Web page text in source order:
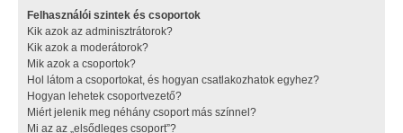
Felhasználói szintek és csoportok
Kik azok az adminisztrátorok?
Kik azok a moderátorok?
Mik azok a csoportok?
Hol látom a csoportokat, és hogyan csatlakozhatok egyhez?
Hogyan lehetek csoportvezető?
Miért jelenik meg néhány csoport más színnel?
Mi az az „elsődleges csoport”?